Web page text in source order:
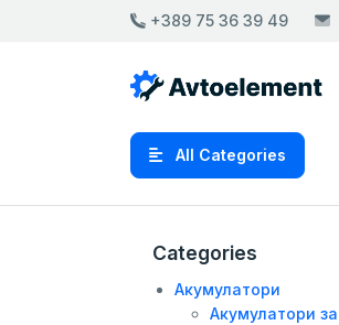
+389 75 36 39 49
All Categories
Categories
Акумулатори
Акумулатори за